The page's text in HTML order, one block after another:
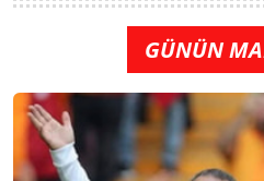
GÜNÜN